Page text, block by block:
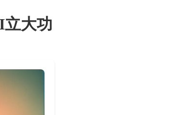
立大功